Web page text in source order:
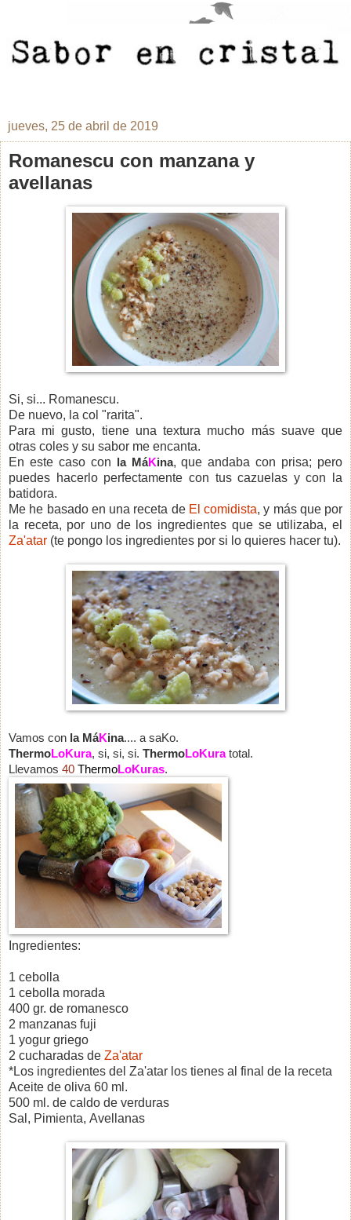
jueves, 25 de abril de 2019
Romanescu con manzana y
avellanas
Si, si... Romanescu.
De nuevo, la col "rarita".
Para mi gusto, tiene una textura mucho más suave que
otras coles y su sabor me encanta.
En este caso con la MáKina, que andaba con prisa; pero
puedes hacerlo perfectamente con tus cazuelas y con la
batidora.
Me he basado en una receta de El comidista, y más que por
la receta, por uno de los ingredientes que se utilizaba, el
Za'atar (te pongo los ingredientes por si lo quieres hacer tu).
Vamos con la MáKina.... a saKo.
ThermoLoKura, si, si, si. ThermoLoKuratotal.
Llevamos 40 ThermoLoKuras.
Ingredientes:
1 cebolla
1 cebolla morada
400 gr. de romanesco
2 manzanas fuji
1 yogur griego
2 cucharadas de Za'atar
*Los ingredientes del Za'atar los tienes al final de la receta
Aceite de oliva 60 ml.
500 ml. de caldo de verduras
Sal, Pimienta, Avellanas